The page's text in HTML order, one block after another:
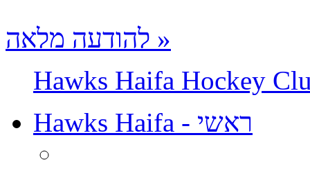
להודעה מלאה »
Hawks Haifa Hockey
Hawks Haifa - ראשי